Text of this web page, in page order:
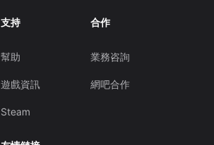
支持
幫助
遊戲資訊
Steam
合作
業務咨詢
網吧合作